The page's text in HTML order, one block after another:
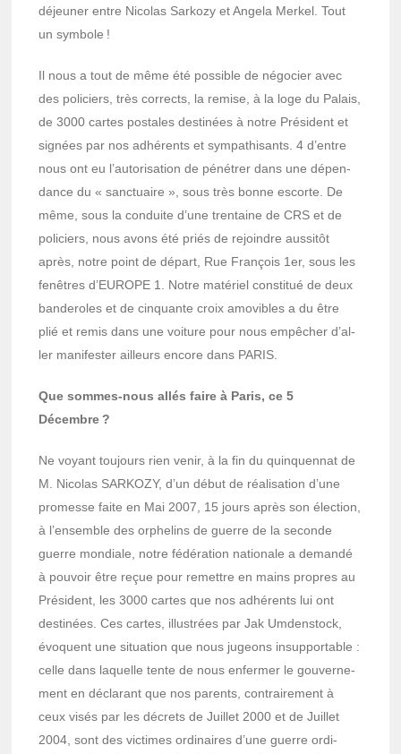
déjeu­ner entre Nico­las Sarkozy et Angela Merkel. Tout
un symbole !
Il nous a tout de même été possible de négo­cier avec
des poli­ciers, très corrects, la remise, à la loge du Palais,
de 3000 cartes postales desti­nées à notre Président et
signées par nos adhé­rents et sympa­thi­sants. 4 d’entre
nous ont eu l’au­to­ri­sa­tion de péné­trer dans une dépen­
dance du « sanc­tuaire », sous très bonne escorte. De
même, sous la conduite d’une tren­taine de CRS et de
poli­ciers, nous avons été priés de rejoindre aussi­tôt
après, notre point de départ, Rue François 1er, sous les
fenêtres d’EUROPE 1. Notre maté­riel consti­tué de deux
bande­roles et de cinquante croix amovibles a du être
plié et remis dans une voiture pour nous empê­cher d’al­
ler mani­fes­ter ailleurs encore dans PARIS.
Que sommes-nous allés faire à Paris, ce 5
Décembre ?
Ne voyant toujours rien venir, à la fin du quinquen­nat de
M. Nico­las SARKOZY, d’un début de réali­sa­tion d’une
promesse faite en Mai 2007, 15 jours après son élec­tion,
à l’en­semble des orphe­lins de guerre de la seconde
guerre mondiale, notre fédé­ra­tion natio­nale a demandé
à pouvoir être reçue pour remettre en mains propres au
Président, les 3000 cartes que nos adhé­rents lui ont
desti­nées. Ces cartes, illus­trées par Jak Umden­stock,
évoquent une situa­tion que nous jugeons insup­por­table :
celle dans laquelle tente de nous enfer­mer le gouver­ne­
ment en décla­rant que nos parents, contrai­re­ment à
ceux visés par les décrets de Juillet 2000 et de Juillet
2004, sont des victimes ordi­naires d’une guerre ordi­